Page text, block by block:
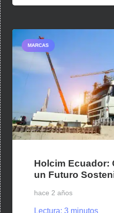
MARCAS
Holcim Ecuador:
un Futuro
hace 2 años
Lectura: 3 minutos